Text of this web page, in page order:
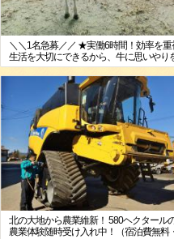
＼＼1名急募／／ ★実働6時間！効率を
生活を大切にできるから、牛に思いやり
北の大地から農業維新！ 580ヘクター
農業体験随時受け入れ中！（宿泊費無料